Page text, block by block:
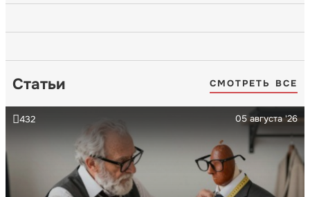
Статьи СМОТРЕТЬ ВСЕ
05 августа '26
432